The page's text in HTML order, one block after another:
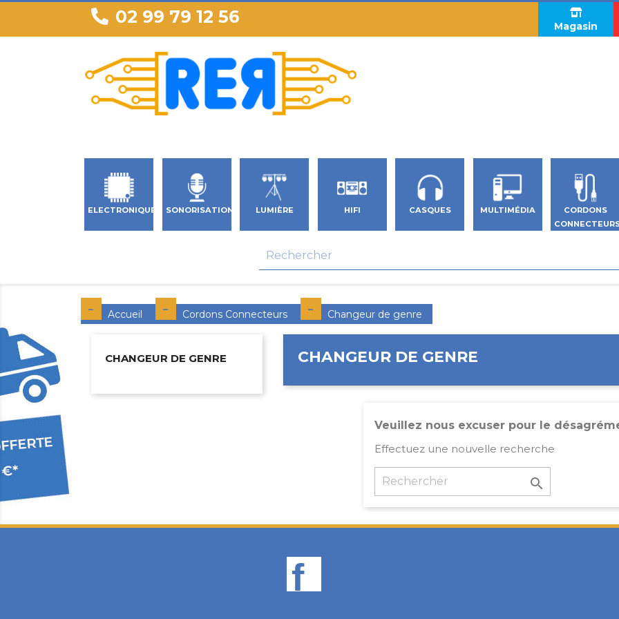
02 99 79 12 56 Magasin
ELECTRONIQUE SONORISATION LUMIÈRE HIFI CASQUES MULTIMÉDIA
CORDONS
Accueil Cordons Connecteurs Changeur de genre
CHANGEUR DE GENRE CHANGEUR DE GENRE
Veuillez nous excuser pour le
Effectuez une nouvelle recherche
